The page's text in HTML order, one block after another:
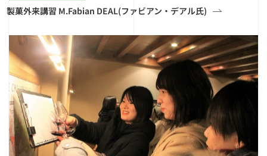
製菓外来講習 M.Fabian DEAL(ファビアン・デアル氏)